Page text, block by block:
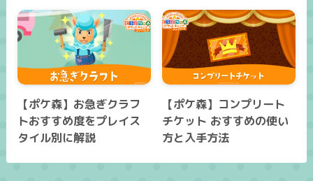
【ポケ森】お急ぎクラフ
トおすすめ度をプレイス
タイル別に解説
【ポケ森】コンプリート
チケット おすすめの使い
方と入手方法